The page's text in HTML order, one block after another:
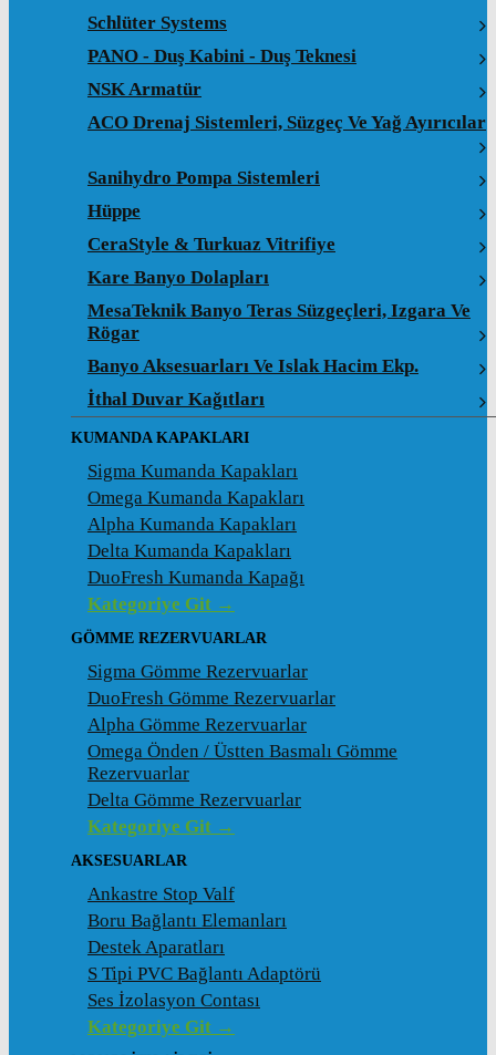
Schlüter Systems
PANO - Duş Kabini - Duş Teknesi
NSK Armatür
ACO Drenaj Sistemleri, Süzgeç Ve Yağ Ayırıcılar
Sanihydro Pompa Sistemleri
Hüppe
CeraStyle & Turkuaz Vitrifiye
Kare Banyo Dolapları
MesaTeknik Banyo Teras Süzgeçleri, Izgara Ve
Rögar
Banyo Aksesuarları Ve Islak Hacim Ekp.
İthal Duvar Kağıtları
KUMANDA KAPAKLARI
Sigma Kumanda Kapakları
Omega Kumanda Kapakları
Alpha Kumanda Kapakları
Delta Kumanda Kapakları
DuoFresh Kumanda Kapağı
Kategoriye Git →
GÖMME REZERVUARLAR
Sigma Gömme Rezervuarlar
DuoFresh Gömme Rezervuarlar
Alpha Gömme Rezervuarlar
Omega Önden / Üstten Basmalı Gömme
Rezervuarlar
Delta Gömme Rezervuarlar
Kategoriye Git →
AKSESUARLAR
Ankastre Stop Valf
Boru Bağlantı Elemanları
Destek Aparatları
S Tipi PVC Bağlantı Adaptörü
Ses İzolasyon Contası
Kategoriye Git →